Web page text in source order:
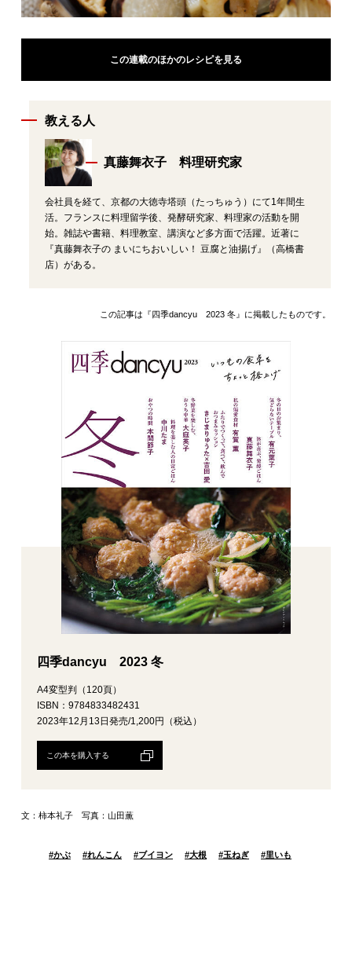
この連載のほかのレシピを見る
教える人
真藤舞衣子 料理研究家
会社員を経て、京都の大徳寺塔頭（たっちゅう）にて1年間生
活。フランスに料理留学後、発酵研究家、料理家の活動を開
始。雑誌や書籍、料理教室、講演など多方面で活躍。近著に
『真藤舞衣子の まいにちおいしい！ 豆腐と油揚げ』（高橋書
店）がある。
この記事は『四季dancyu 2023 冬』に掲載したものです。
四季dancyu 2023 冬
A4変型判（120頁）
ISBN：9784833482431
2023年12月13日発売/1,200円（税込）
この本を購入する
文：柿本礼子 写真：山田薫
#かぶ #れんこん #ブイヨン #大根 #玉ねぎ #里いも